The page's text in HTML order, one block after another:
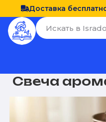
Доставка
Свеча